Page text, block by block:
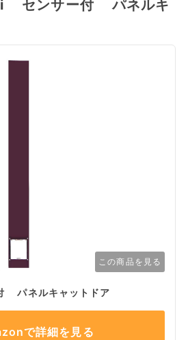
センサー付 パネルキ
この商品を見る
パネルキャットドア
で詳細を見る